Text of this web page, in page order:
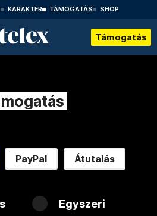
KARAKTER TÁMOGATÁS SHOP
Támogatás
PayPal Átutalás
Egyszeri